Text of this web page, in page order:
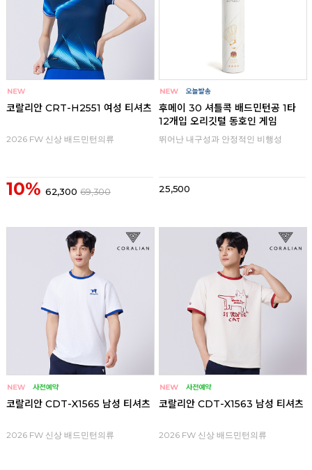
코랄리안 CRT-H2551 여성 티셔츠
2026 FW 신상 배드민턴의류
10% 62,300 69,300
후메이 30 셔틀콕 배드민턴공 1타
12개입 오리깃털 동호인 게임
뛰어난 내구성과 안정적인 비행성
25,500
코랄리안 CDT-X1565 남성 티셔츠
2026 FW 신상 배드민턴의류
코랄리안 CDT-X1563 남성 티셔츠
2026 FW 신상 배드민턴의류